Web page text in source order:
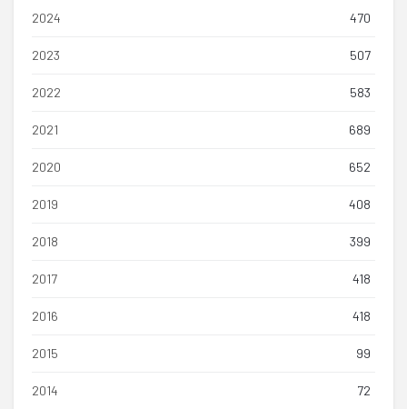
2024 470
2023 507
2022 583
2021 689
2020 652
2019 408
2018 399
2017 418
2016 418
2015 99
2014 72